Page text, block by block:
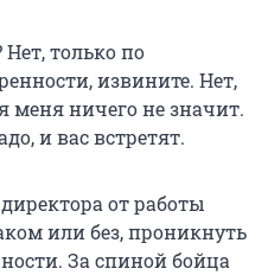
только по
извините. Нет,
меня ничего не значит.
и вас встретят.
от работы
или без, проникнуть
За спиной бойца